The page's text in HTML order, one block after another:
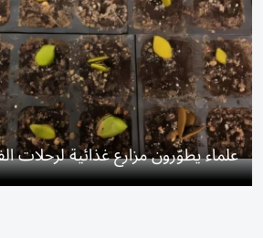
علماء يطوّرون مزارع غذائية لرحلات